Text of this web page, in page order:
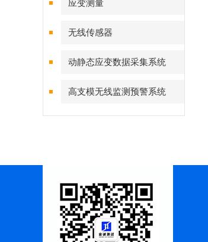
应变测量
无线传感器
动静态应变数据采集系统
高支模无线监测预警系统